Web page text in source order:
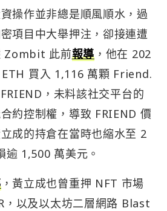
操作並非總是順風順水，過
項目中大舉押注，卻接連遭
Zombit 此前報導 ，他在 202
買入 1,116 萬顆 Friend.
，未料該社交平台的
約控制權，導致 FRIEND 價
成的持倉在當時也縮水至 2
逾 1,500 萬美元。
，黃立成也曾重押 NFT 市場
以及以太坊二層網路 Blast